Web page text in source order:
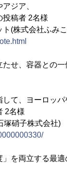
ジア、
稿者 2名様
(株式会社ふみ
せ、容器との一
て、ヨーロッパ
2名様
塚硝子株式会社)
を両立する最